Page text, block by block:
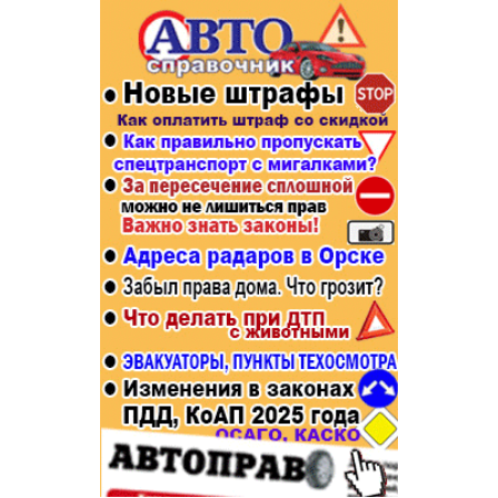
Афиша
Строительство и ремонт
Авто и мото
Рестораны, кафе, бары
Спорт Фитнес
Недвижимость
Красота Косметология
Телекоммуникации и связь
Торговля
Бизнес и финансы
Юристы, Экспертиза, Страхование
Ремонт
Социальные организации
Это интересно
Администрация
Популярное →
Строительство и ремонт